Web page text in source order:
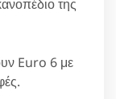
της
Euro 6 με